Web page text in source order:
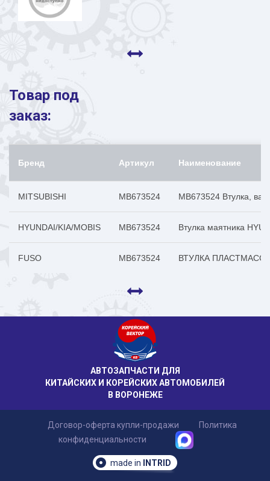
Товар под
заказ:
Бренд Артикул Наименование
MITSUBISHI MB673524 MB673524 Втулка,
HYUNDAI/KIA/MOBIS MB673524 Втулка маятника
FUSO MB673524 ВТУЛКА
АВТОЗАПЧАСТИ ДЛЯ
КИТАЙСКИХ И КОРЕЙСКИХ АВТОМОБИЛЕЙ
В ВОРОНЕЖЕ
Договор-оферта купли-продажи
Политика
конфиденциальности
made in INTRID